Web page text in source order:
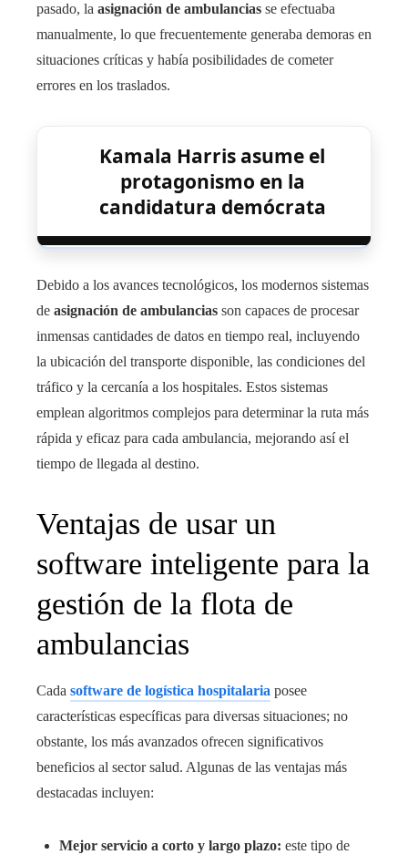
pasado, la asignación de ambulancias se efectuaba
manualmente, lo que frecuentemente generaba demoras en
situaciones críticas y había posibilidades de cometer
errores en los traslados.
Kamala Harris asume el
protagonismo en la
candidatura demócrata
Debido a los avances tecnológicos, los modernos sistemas
de asignación de ambulancias son capaces de procesar
inmensas cantidades de datos en tiempo real, incluyendo
la ubicación del transporte disponible, las condiciones del
tráfico y la cercanía a los hospitales. Estos sistemas
emplean algoritmos complejos para determinar la ruta más
rápida y eficaz para cada ambulancia, mejorando así el
tiempo de llegada al destino.
Ventajas de usar un
software inteligente para la
gestión de la flota de
ambulancias
Cada software de logística hospitalaria posee
características específicas para diversas situaciones; no
obstante, los más avanzados ofrecen significativos
beneficios al sector salud. Algunas de las ventajas más
destacadas incluyen:
Mejor servicio a corto y largo plazo: este tipo de